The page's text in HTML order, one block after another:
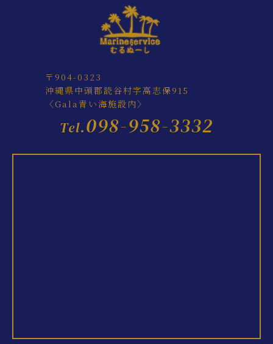
〒904-0323
沖縄県中頭郡読谷村字高志保915
〈Gala青い海施設内〉
Tel.098-958-3332